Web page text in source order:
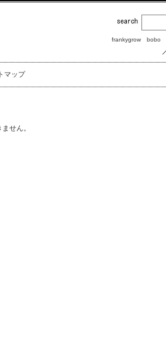
frankygrow bobo
マップ
せん。